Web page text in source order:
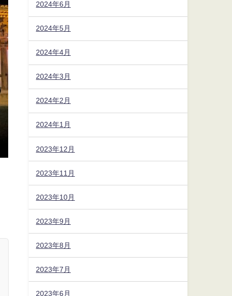
2024年6月
2024年5月
2024年4月
2024年3月
2024年2月
2024年1月
2023年12月
2023年11月
2023年10月
2023年9月
2023年8月
2023年7月
2023年6月